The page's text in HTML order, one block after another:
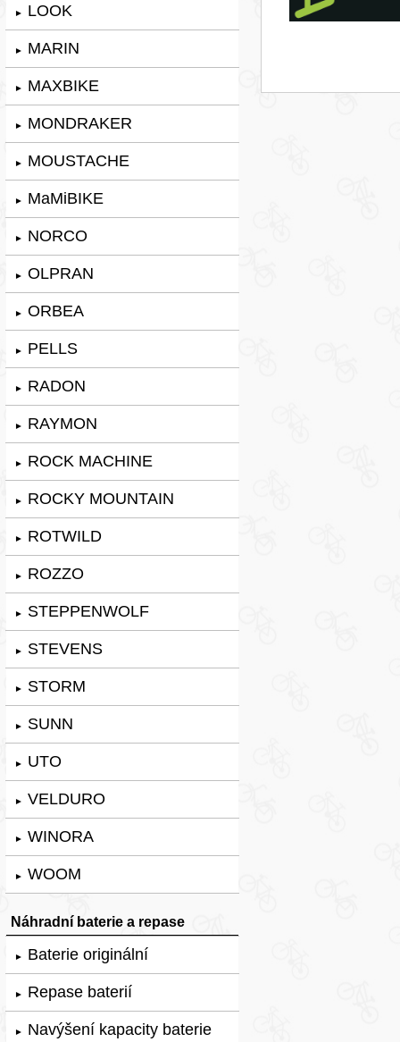
► LOOK
► MARIN
► MAXBIKE
► MONDRAKER
► MOUSTACHE
► MaMiBIKE
► NORCO
► OLPRAN
► ORBEA
► PELLS
► RADON
► RAYMON
► ROCK MACHINE
► ROCKY MOUNTAIN
► ROTWILD
► ROZZO
► STEPPENWOLF
► STEVENS
► STORM
► SUNN
► UTO
► VELDURO
► WINORA
► WOOM
Náhradní baterie a repase
► Baterie originální
► Repase baterií
► Navýšení kapacity baterie